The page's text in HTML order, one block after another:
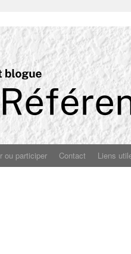
ou participer Contact Liens